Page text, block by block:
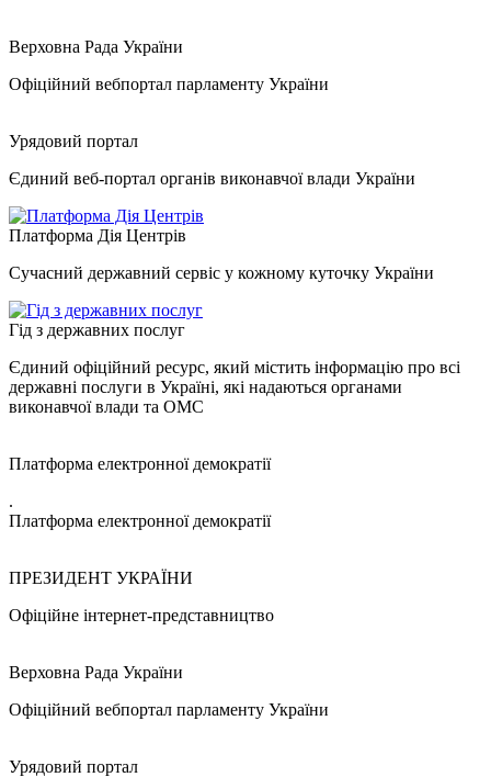
Верховна Рада України
Офіційний вебпортал парламенту України
Урядовий портал
Єдиний веб-портал органів виконавчої влади України
Платформа Дія Центрів
Сучасний державний сервіс у кожному куточку України
Гід з державних послуг
Єдиний офіційний ресурс, який містить інформацію про всі
державні послуги в Україні, які надаються органами
виконавчої влади та ОМС
Платформа електронної демократії
.
Платформа електронної демократії
ПРЕЗИДЕНТ УКРАЇНИ
Офіційне інтернет-представництво
Верховна Рада України
Офіційний вебпортал парламенту України
Урядовий портал